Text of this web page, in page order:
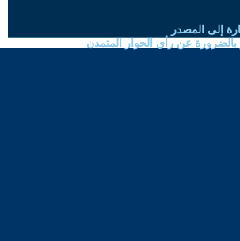
إلى المصدر
بالضرورة عن رأي الحوار المتمدن